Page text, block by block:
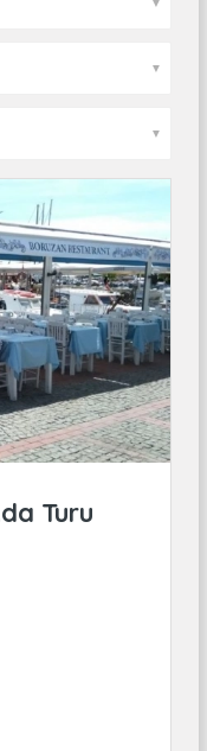
▼
▼
Turu